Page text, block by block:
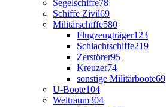
Segelschiffe78
Schiffe Zivil69
Militärschiffe580
Flugzeugträger123
Schlachtschiffe219
Zerstörer95
Kreuzer74
sonstige Militärboote69
U-Boote104
Weltraum304